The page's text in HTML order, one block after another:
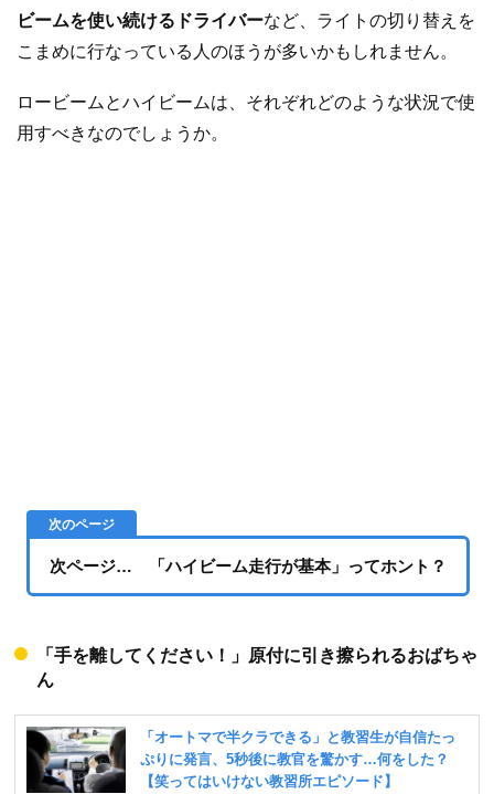
ビームを使い続けるドライバーなど、ライトの切り替えを
こまめに行なっている人のほうが多いかもしれません。
ロービームとハイビームは、それぞれどのような状況で使
用すべきなのでしょうか。
次ページ… 「ハイビーム走行が基本」ってホント？
「手を離してください！」原付に引き擦られるおばちゃ
ん